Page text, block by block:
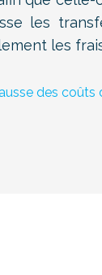
les
les
des coûts